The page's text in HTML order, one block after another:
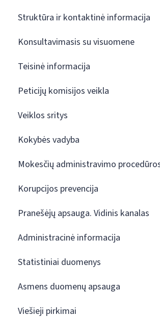
Struktūra ir kontaktinė informacija
Konsultavimasis su visuomene
Teisinė informacija
Peticijų komisijos veikla
Veiklos sritys
Kokybės vadyba
Mokesčių administravimo
Korupcijos prevencija
Pranešėjų apsauga. Vidinis kanalas
Administracinė informacija
Statistiniai duomenys
Asmens duomenų apsauga
Viešieji pirkimai